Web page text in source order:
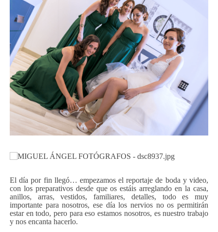
El día por fin llegó… empezamos el reportaje de boda y video,
con los preparativos desde que os estáis arreglando en la casa,
anillos, arras, vestidos, familiares, detalles, todo es muy
importante para nosotros, ese día los nervios no os permitirán
estar en todo, pero para eso estamos nosotros, es nuestro trabajo
y nos encanta hacerlo.